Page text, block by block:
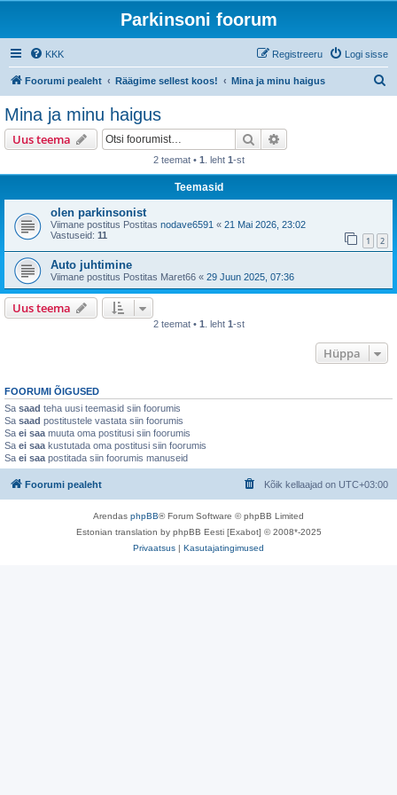
Parkinsoni foorum
KKK Logi sisse
Registreeru
Foorumi pealeht Räägime sellest koos! Mina ja minu haigus
Mina ja minu haigus
Uus teema Otsi
2 teemat • 1 . leht 1-st
Teemasid
olen parkinsonist
Viimane postitus Postitas nodave6591 « 21 Mai 2026, 23:02
Vastuseid: 11 1 2
Auto juhtimine
Viimane postitus Postitas Maret66 « 29 Juun 2025, 07:36
Uus teema
2 teemat • 1 . leht 1-st
Hüppa
FOORUMI ÕIGUSED
Sa saad teha uusi teemasid siin foorumis
Sa saad postitustele vastata siin foorumis
Sa ei saa muuta oma postitusi siin foorumis
Sa ei saa kustutada oma postitusi siin foorumis
Sa ei saa postitada siin foorumis manuseid
Foorumi pealeht Kõik kellaajad on UTC+03:00
Arendas phpBB® Forum Software © phpBB Limited
Estonian translation by phpBB Eesti [Exabot] © 2008*-2025
Privaatsus | Kasutajatingimused